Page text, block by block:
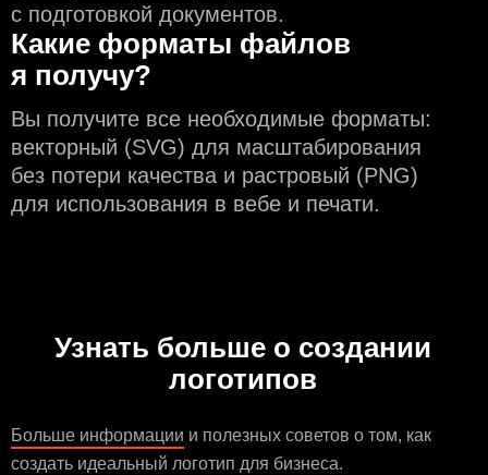
с подготовкой документов.
Какие форматы файлов
я получу?
Вы получите все необходимые форматы:
векторный (SVG) для масштабирования
без потери качества и растровый (PNG)
для использования в вебе и печати.
Узнать больше о создании
логотипов
Больше информации и полезных советов о том, как
создать идеальный логотип для бизнеса.